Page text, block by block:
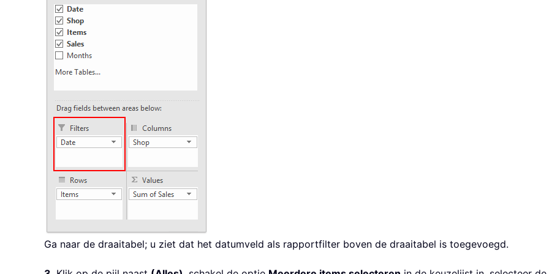
Ga naar de draaitabel; u ziet dat het datumveld als rapportfilter boven de draaitabel is toegevoegd.